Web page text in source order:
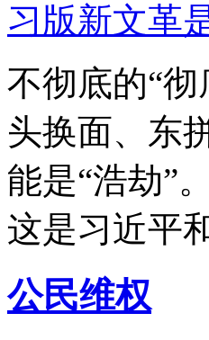
习版新文革
不彻底的“
头换面、东
能是“浩劫”
这是习近平
公民维权